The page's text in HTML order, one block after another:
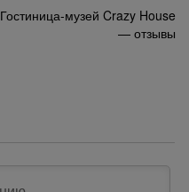
Гостиница-музей Crazy House
— отзывы